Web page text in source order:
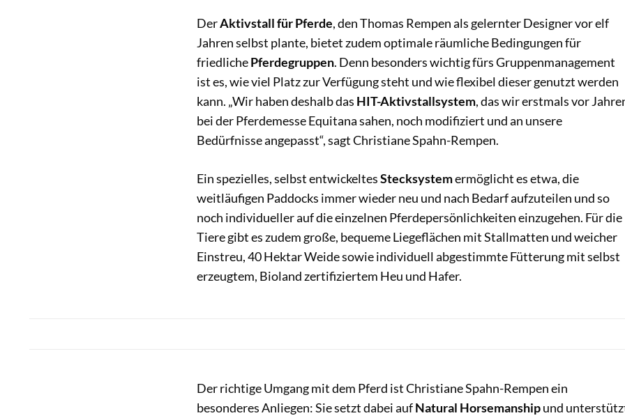
DerAktivstall für Pferde, den Thomas Rempen als gelernter Designer vor elf
Jahren selbst plante, bietet zudem optimale räumliche Bedingungen für
friedlichePferdegruppen. Denn besonders wichtig fürs Gruppenmanagement
ist es, wie viel Platz zur Verfügung steht und wie flexibel dieser genutzt werden
kann. „Wir haben deshalb das HIT-Aktivstallsystem, das wir erstmals vor
bei der Pferdemesse Equitana sahen, noch modifiziert und an unsere
Bedürfnisse angepasst“, sagt Christiane Spahn-Rempen.
Ein spezielles, selbst entwickeltesStecksystemermöglicht es etwa, die
weitläufigen Paddocks immer wieder neu und nach Bedarf aufzuteilen und so
noch individueller auf die einzelnen Pferdepersönlichkeiten einzugehen. Für die
Tiere gibt es zudem große, bequeme Liegeflächen mit Stallmatten und weicher
Einstreu, 40 Hektar Weide sowie individuell abgestimmte Fütterung mit selbst
erzeugtem, Bioland zertifiziertem Heu und Hafer.
Der richtige Umgang mit dem Pferd ist Christiane Spahn-Rempen ein
besonderes Anliegen: Sie setzt dabei aufNatural Horsemanshipund